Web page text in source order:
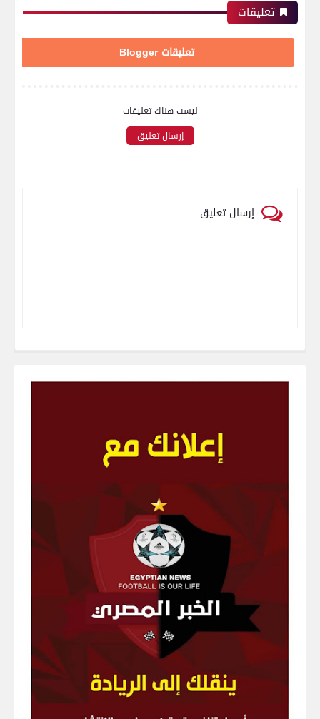
تعليقات
تعليقات Blogger
ليست هناك تعليقات
إرسال تعليق
إرسال تعليق